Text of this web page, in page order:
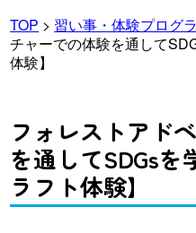
TOP > 習い事・体験プログ
チャーでの体験を通して
体験】
フォレストアド
を通してSDGsを
ラフト体験】